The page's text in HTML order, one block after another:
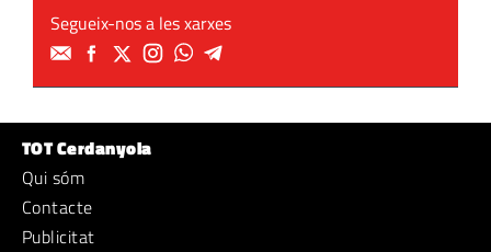
Segueix-nos a les xarxes
TOT Cerdanyola
Qui sóm
Contacte
Publicitat